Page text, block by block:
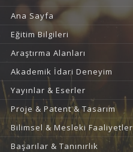
Ana Sayfa
Eğitim Bilgileri
Araştırma Alanları
Akademik İdari Deneyim
Yayınlar & Eserler
Proje & Patent & Tasarım
Bilimsel & Mesleki Faaliyetler
Başarılar & Tanınırlık